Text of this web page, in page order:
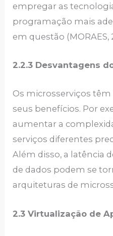
empregar as
programação mais
em questão (MORAES,
2.2.3 Desvantagens
Os microsserviços
seus benefícios. Por
aumentar a
serviços diferentes
Além disso, a latência
de dados podem se
arquiteturas de
2.3 Virtualização de